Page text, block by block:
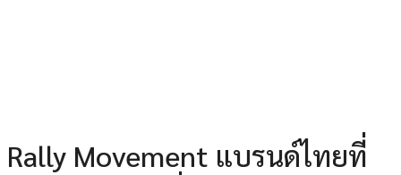
Rally Movement แบรนด์ไทยที่